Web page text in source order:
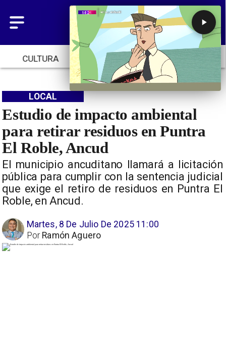
CULTURA TENDENCIAS
Estudio de impacto ambiental
para retirar residuos en Puntra
El Roble, Ancud
El municipio ancuditano llamará a licitación
pública para cumplir con la sentencia judicial
que exige el retiro de residuos en Puntra El
Roble, en Ancud.
LOCAL
Martes, 8 De Julio De 2025 11:00
Ramón Aguero
Por